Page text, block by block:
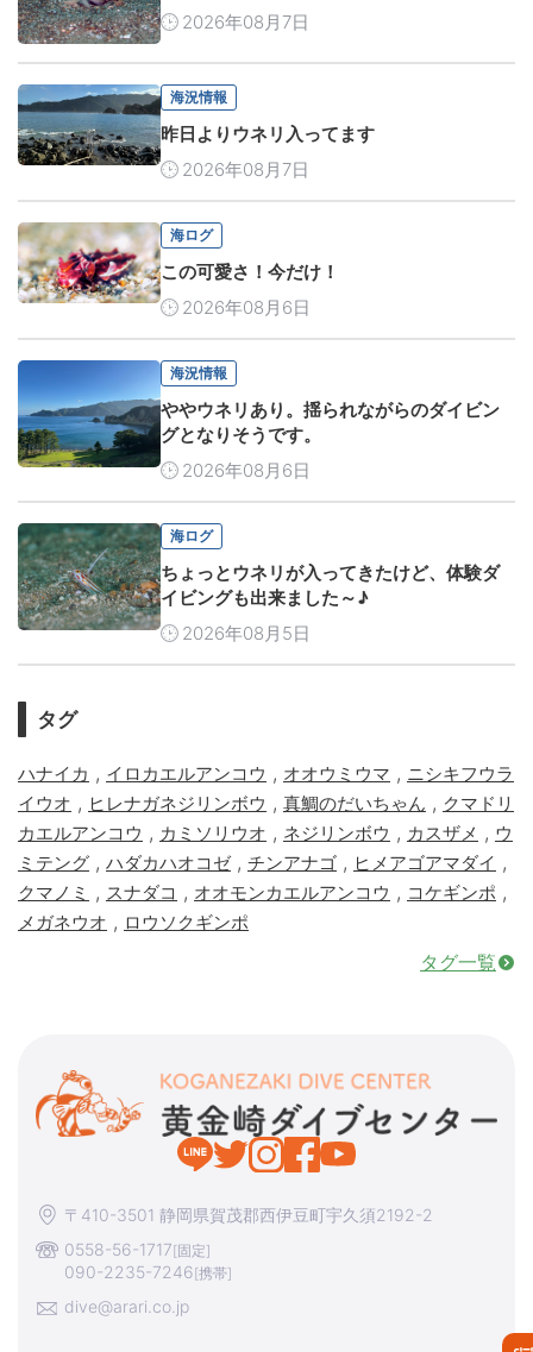
2026年08月7日
海況情報
昨日よりウネリ入ってます
2026年08月7日
海ログ
この可愛さ！今だけ！
2026年08月6日
海況情報
ややウネリあり。揺られながらのダイビン
グとなりそうです。
2026年08月6日
海ログ
ちょっとウネリが入ってきたけど、体験ダ
イビングも出来ました～♪
2026年08月5日
タグ
ハナイカ , イロカエルアンコウ , オオウミウマ , ニシキフウラ
イウオ , ヒレナガネジリンボウ , 真鯛のだいちゃん , クマドリ
カエルアンコウ , カミソリウオ , ネジリンボウ , カスザメ , ウ
ミテング , ハダカハオコゼ, チンアナゴ , ヒメアゴアマダイ ,
クマノミ , スナダコ , オオモンカエルアンコウ , コケギンポ ,
メガネウオ , ロウソクギンポ
タグ一覧
〒410-3501 静岡県賀茂郡西伊豆町宇久須2192-2
0558-56-1717[固定]
090-2235-7246[携帯]
dive@arari.co.jp